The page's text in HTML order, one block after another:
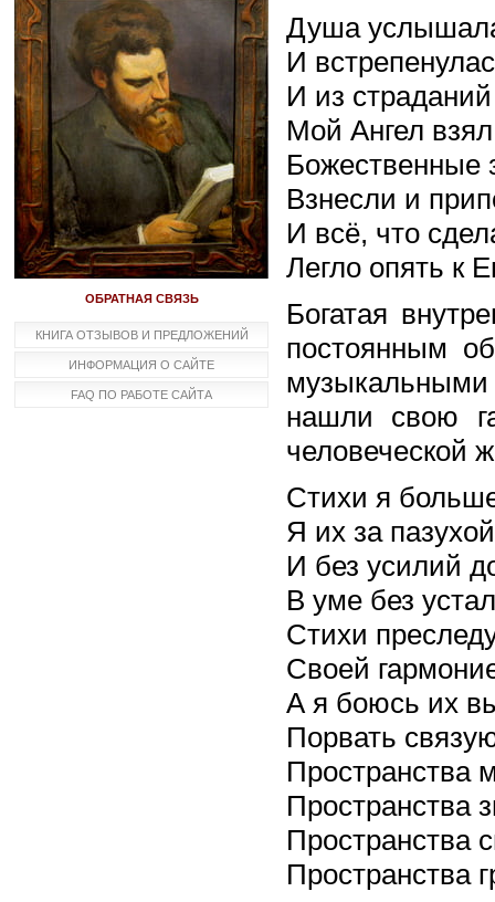
ОБРАТНАЯ СВЯЗЬ
КНИГА ОТЗЫВОВ И ПРЕДЛОЖЕНИЙ
ИНФОРМАЦИЯ О САЙТЕ
FAQ ПО РАБОТЕ САЙТА
Душа
И
И из
Мой Ангел
Божественные
Взнесли и
И всё, что
Легло опять к
Богатая
постоянным
нашли свою
человеческой
Стихи я
Я их за
И без усилий
В уме без
Стихи
Своей
А я боюсь их
Порвать
Пространства
Пространства
Пространства
Пространства